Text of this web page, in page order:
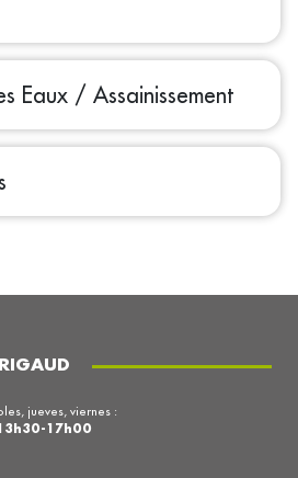
Eaux / Assainissement
jueves, viernes :
17h00